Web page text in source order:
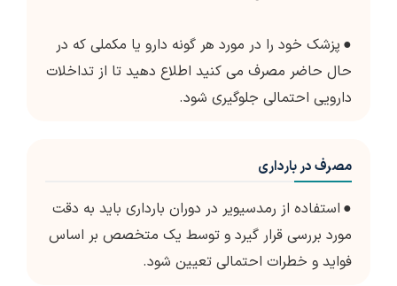
● پزشک خود را در مورد هر گونه دارو یا مکملی که در
حال حاضر مصرف می کنید اطلاع دهید تا از تداخلات
دارویی احتمالی جلوگیری شود.
مصرف در بارداری
● استفاده از رمدسیویر در دوران بارداری باید به دقت
مورد بررسی قرار گیرد و توسط یک متخصص بر اساس
فواید و خطرات احتمالی تعیین شود.